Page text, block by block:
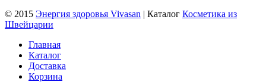
© 2015 Энергия здоровья Vivasan | Каталог Косметика из
Швейцарии
Главная
Каталог
Доставка
Корзина